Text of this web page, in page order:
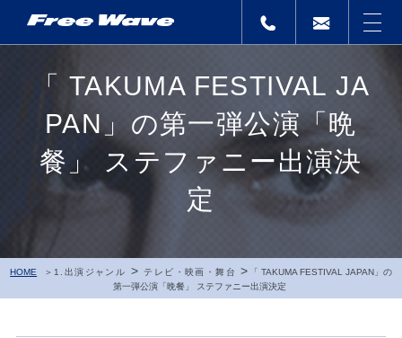
「 TAKUMA FESTIVAL JA
PAN」の第一弾公演「晩
餐」 ステファニー出演決
定
HOME 1.出演ジャンル > テレビ・映画・舞台 >
「 TAKUMA FESTIVAL JAPAN」の
第一弾公演「晩餐」 ステファニー出演決定